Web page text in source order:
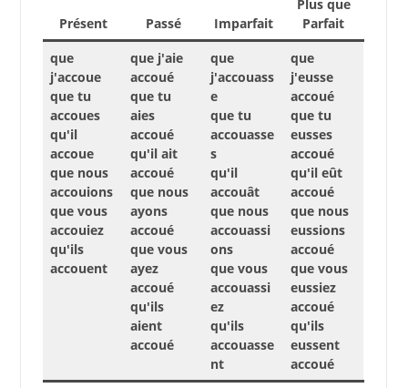
Présent Passé Imparfait
Plus que
Parfait
que
j'accoue
que tu
accoues
qu'il
accoue
que nous
accouions
que vous
accouiez
qu'ils
accouent
que j'aie
accoué
que tu
aies
accoué
qu'il ait
accoué
que nous
ayons
accoué
que vous
ayez
accoué
qu'ils
aient
accoué
que
j'accouass
e
que tu
accouasse
s
qu'il
accouât
que nous
accouassi
ons
que vous
accouassi
ez
qu'ils
accouasse
nt
que
j'eusse
accoué
que tu
eusses
accoué
qu'il eût
accoué
que nous
eussions
accoué
que vous
eussiez
accoué
qu'ils
eussent
accoué